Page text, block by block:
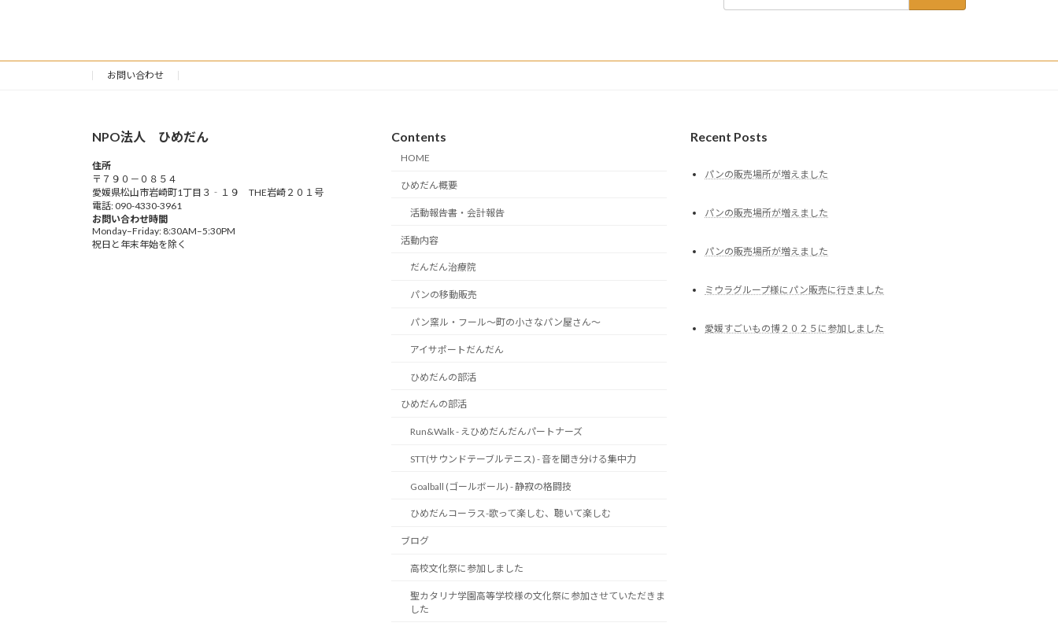
お問い合わせ
NPO法人 ひめだん
住所
〒７９０－０８５４
愛媛県松山市岩崎町1丁目３‐１９ THE岩崎２０１号
電話: 090-4330-3961
お問い合わせ時間
Monday–Friday: 8:30AM–5:30PM
祝日と年末年始を除く
Contents
HOME
ひめだん概要
活動報告書・会計報告
活動内容
だんだん治療院
パンの移動販売
パン窯ル・フール～町の小さなパン屋さん～
アイサポートだんだん
ひめだんの部活
ひめだんの部活
Run&Walk - えひめだんだんパートナーズ
STT(サウンドテーブルテニス) - 音を聞き分ける集中力
Goalball (ゴールボール) - 静寂の格闘技
ひめだんコーラス-歌って楽しむ、聴いて楽しむ
ブログ
高校文化祭に参加しました
聖カタリナ学園高等学校様の文化祭に参加させていただきま
した
Recent Posts
パンの販売場所が増えました
パンの販売場所が増えました
パンの販売場所が増えました
ミウラグループ様にパン販売に行きました
愛媛すごいもの博２０２５に参加しました